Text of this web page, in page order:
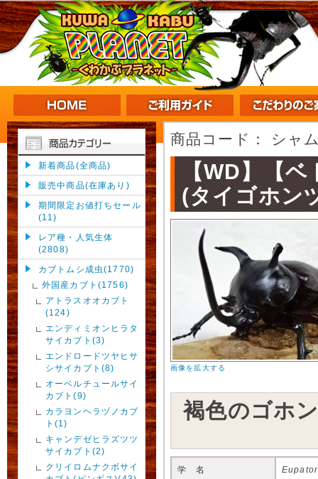
新着商品(全商品)
販売中商品(在庫あり)
期間限定お値打ちセール
(11)
レア種・人気生体
(2808)
カブトムシ成虫(1770)
外国産カブト(1756)
アトラスオオカブト
(124)
エンディミオンヒラタ
サイカブト(3)
エンドロードツヤヒサ
シサイカブト(8)
オーベルチュールサイ
カブト(9)
カラヨンヘラヅノカブ
ト(1)
キャンデゼヒラズツツ
サイカブト(2)
クリイロムナクボサイ
商品コード： シャ
【WD】【
(タイゴホン
画像を拡大する
褐色のゴホ
学 名